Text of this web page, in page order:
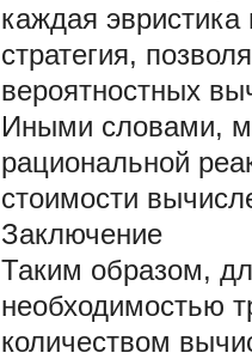
каждая
стратегия,
вероятностных
Иными словами,
рациональной
стоимости
Заключение
Таким образом,
необходимостью
количеством